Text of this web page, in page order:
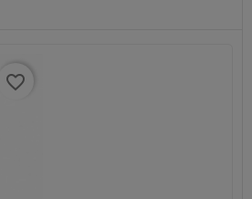
favorite_border